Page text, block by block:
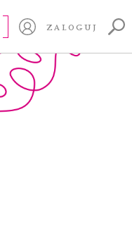
ZALOGUJ